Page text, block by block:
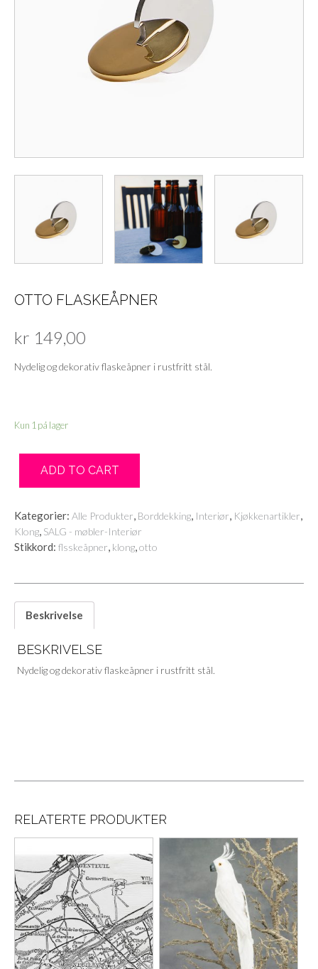
OTTO FLASKEÅPNER
kr 149,00
Nydelig og dekorativ flaskeåpner i rustfritt stål.
Kun 1 på lager
ADD TO CART
Kategorier: Alle Produkter, Borddekking, Interiør, Kjøkkenartikler,
Klong, SALG - møbler-Interiør
Stikkord: flsskeåpner, klong,otto
Beskrivelse
BESKRIVELSE
Nydelig og dekorativ flaskeåpner i rustfritt stål.
RELATERTE PRODUKTER